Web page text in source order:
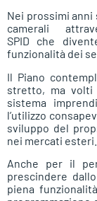
Nei prossimi anni
camerali
SPID che
funzionalità dei
Il Piano
stretto, ma volti
sistema
l’utilizzo
sviluppo del
nei mercati esteri.
Anche per il
prescindere
piena